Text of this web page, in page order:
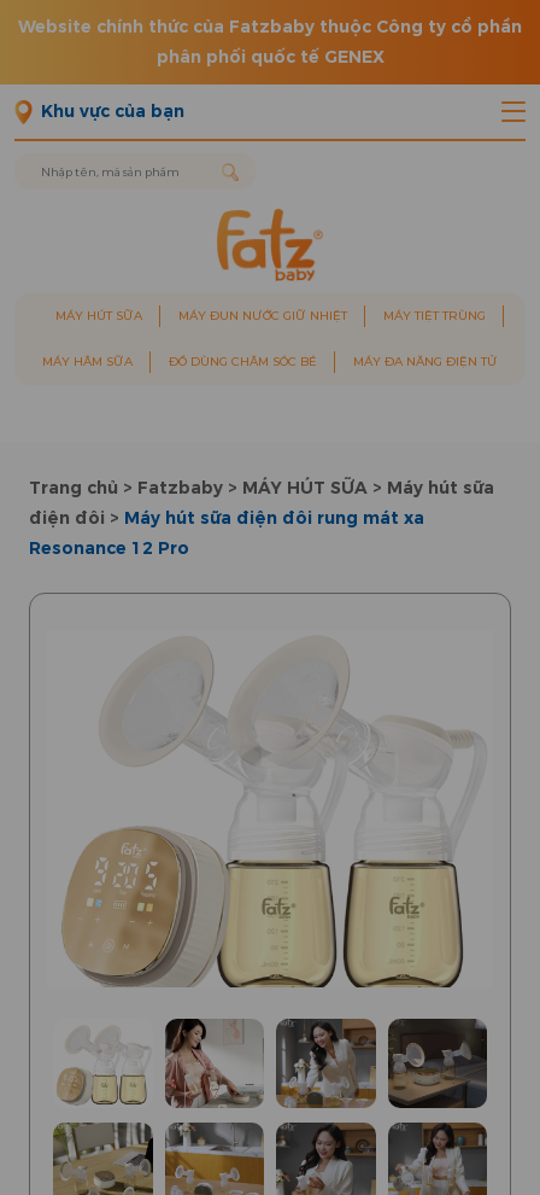
Website chính thức của Fatzbaby thuộc Công ty cổ phần
phân phối quốc tế GENEX
Khu vực của bạn
MÁY HÚT SỮA MÁY ĐUN NƯỚC GIỮ NHIỆT MÁY TIỆT TRÙNG
MÁY HÂM SỮA ĐỒ DÙNG CHĂM SÓC BÉ MÁY ĐA NĂNG ĐIỆN TỬ
Trang chủ > Fatzbaby > MÁY HÚT SỮA > Máy hút sữa
điện đôi > Máy hút sữa điện đôi rung mát xa
Resonance 12 Pro